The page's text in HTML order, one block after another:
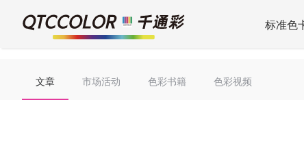
标准色
文章 市场活动 色彩书籍 色彩视频